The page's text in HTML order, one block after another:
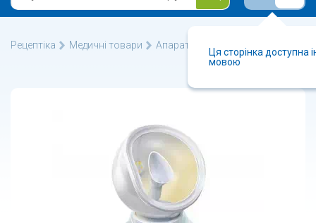
Ця сторінка доступна
мовою
Рецептіка Медичні товари Апарати для обличчя